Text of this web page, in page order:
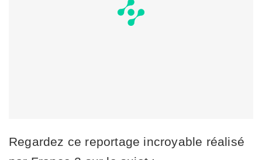
Regardez ce reportage incroyable réalisé